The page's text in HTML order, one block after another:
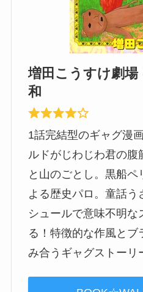
増田こうすけ劇場
和
1話完結型のギャグ漫
ルドがじわじわ君の腹
と山のごとし。黒船ペ
よる歴史パロ。童話う
シュールで意味不明な
る！特徴的な作風とブ
み合うギャグストーリ